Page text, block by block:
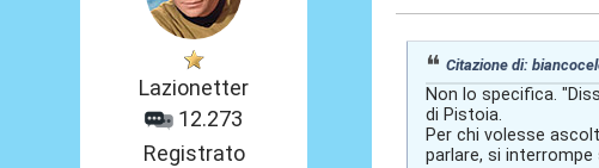
Lazionetter
12.273
Registrato
Citazione di:
Non lo specifica.
di Pistoia.
Per chi volesse
parlare, si